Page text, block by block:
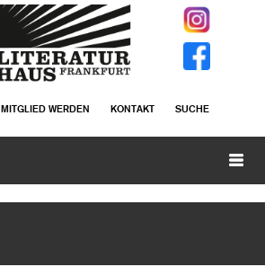
MITGLIED WERDEN KONTAKT SUCHE